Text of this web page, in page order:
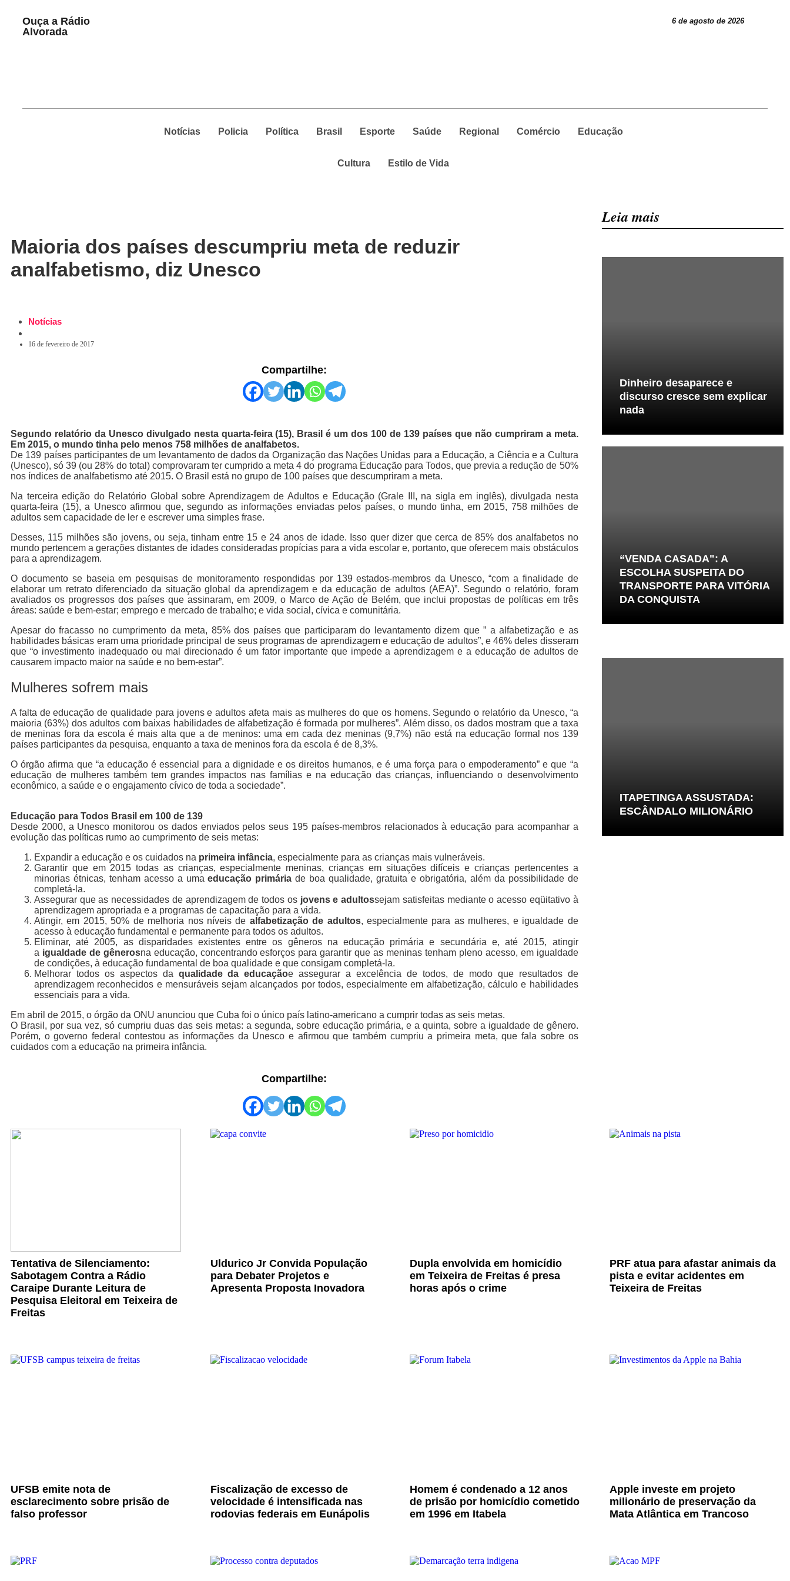
Ouça a Rádio
Alvorada
6 de agosto de 2026
Notícias Policia Política Brasil Esporte Saúde Regional Comércio Educação
Cultura Estilo de Vida
Maioria dos países descumpriu meta de reduzir
analfabetismo, diz Unesco
Notícias
16 de fevereiro de 2017
Compartilhe:
Segundo relatório da Unesco divulgado nesta quarta-feira (15), Brasil é um dos 100 de 139 países que não cumpriram a meta.
Em 2015, o mundo tinha pelo menos 758 milhões de analfabetos.
De 139 países participantes de um levantamento de dados da Organização das Nações Unidas para a Educação, a Ciência e a Cultura
(Unesco), só 39 (ou 28% do total) comprovaram ter cumprido a meta 4 do programa Educação para Todos, que previa a redução de 50%
nos índices de analfabetismo até 2015. O Brasil está no grupo de 100 países que descumpriram a meta.
Na terceira edição do Relatório Global sobre Aprendizagem de Adultos e Educação (Grale III, na sigla em inglês), divulgada nesta
quarta-feira (15), a Unesco afirmou que, segundo as informações enviadas pelos países, o mundo tinha, em 2015, 758 milhões de
adultos sem capacidade de ler e escrever uma simples frase.
Desses, 115 milhões são jovens, ou seja, tinham entre 15 e 24 anos de idade. Isso quer dizer que cerca de 85% dos analfabetos no
mundo pertencem a gerações distantes de idades consideradas propícias para a vida escolar e, portanto, que oferecem mais obstáculos
para a aprendizagem.
O documento se baseia em pesquisas de monitoramento respondidas por 139 estados-membros da Unesco, “com a finalidade de
elaborar um retrato diferenciado da situação global da aprendizagem e da educação de adultos (AEA)”. Segundo o relatório, foram
avaliados os progressos dos países que assinaram, em 2009, o Marco de Ação de Belém, que inclui propostas de políticas em três
áreas: saúde e bem-estar; emprego e mercado de trabalho; e vida social, cívica e comunitária.
Apesar do fracasso no cumprimento da meta, 85% dos países que participaram do levantamento dizem que ” a alfabetização e as
habilidades básicas eram uma prioridade principal de seus programas de aprendizagem e educação de adultos”, e 46% deles disseram
que “o investimento inadequado ou mal direcionado é um fator importante que impede a aprendizagem e a educação de adultos de
causarem impacto maior na saúde e no bem-estar”.
Mulheres sofrem mais
A falta de educação de qualidade para jovens e adultos afeta mais as mulheres do que os homens. Segundo o relatório da Unesco, “a
maioria (63%) dos adultos com baixas habilidades de alfabetização é formada por mulheres”. Além disso, os dados mostram que a taxa
de meninas fora da escola é mais alta que a de meninos: uma em cada dez meninas (9,7%) não está na educação formal nos 139
países participantes da pesquisa, enquanto a taxa de meninos fora da escola é de 8,3%.
O órgão afirma que “a educação é essencial para a dignidade e os direitos humanos, e é uma força para o empoderamento” e que “a
educação de mulheres também tem grandes impactos nas famílias e na educação das crianças, influenciando o desenvolvimento
econômico, a saúde e o engajamento cívico de toda a sociedade”.
Educação para Todos Brasil em 100 de 139
Desde 2000, a Unesco monitorou os dados enviados pelos seus 195 países-membros relacionados à educação para acompanhar a
evolução das políticas rumo ao cumprimento de seis metas:
Expandir a educação e os cuidados na primeira infância, especialmente para as crianças mais vulneráveis.
Garantir que em 2015 todas as crianças, especialmente meninas, crianças em situações difíceis e crianças pertencentes a
minorias étnicas, tenham acesso a umaeducação primáriade boa qualidade, gratuita e obrigatória, além da possibilidade de
completá-la.
Assegurar que as necessidades de aprendizagem de todos os jovens e adultossejam satisfeitas mediante o acesso eqüitativo à
aprendizagem apropriada e a programas de capacitação para a vida.
Atingir, em 2015, 50% de melhoria nos níveis de alfabetização de adultos, especialmente para as mulheres, e igualdade de
acesso à educação fundamental e permanente para todos os adultos.
Eliminar, até 2005, as disparidades existentes entre os gêneros na educação primária e secundária e, até 2015, atingir
a igualdade de gênerosna educação, concentrando esforços para garantir que as meninas tenham pleno acesso, em igualdade
de condições, à educação fundamental de boa qualidade e que consigam completá-la.
Melhorar todos os aspectos da qualidade da educaçãoe assegurar a excelência de todos, de modo que resultados de
aprendizagem reconhecidos e mensuráveis sejam alcançados por todos, especialmente em alfabetização, cálculo e habilidades
essenciais para a vida.
Em abril de 2015, o órgão da ONU anunciou que Cuba foi o único país latino-americano a cumprir todas as seis metas.
O Brasil, por sua vez, só cumpriu duas das seis metas: a segunda, sobre educação primária, e a quinta, sobre a igualdade de gênero.
Porém, o governo federal contestou as informações da Unesco e afirmou que também cumpriu a primeira meta, que fala sobre os
cuidados com a educação na primeira infância.
Compartilhe:
Leia mais
Dinheiro desaparece e
discurso cresce sem explicar
nada
“VENDA CASADA": A
ESCOLHA SUSPEITA DO
TRANSPORTE PARA VITÓRIA
DA CONQUISTA
ITAPETINGA ASSUSTADA:
ESCÂNDALO MILIONÁRIO
Tentativa de Silenciamento:
Sabotagem Contra a Rádio
Caraipe Durante Leitura de
Pesquisa Eleitoral em Teixeira de
Freitas
Uldurico Jr Convida População
para Debater Projetos e
Apresenta Proposta Inovadora
Dupla envolvida em homicídio
em Teixeira de Freitas é presa
horas após o crime
PRF atua para afastar animais da
pista e evitar acidentes em
Teixeira de Freitas
UFSB emite nota de
esclarecimento sobre prisão de
falso professor
Fiscalização de excesso de
velocidade é intensificada nas
rodovias federais em Eunápolis
Homem é condenado a 12 anos
de prisão por homicídio cometido
em 1996 em Itabela
Apple investe em projeto
milionário de preservação da
Mata Atlântica em Trancoso